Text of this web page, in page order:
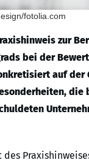
fotolia.com
zur
bei der
auf der
des